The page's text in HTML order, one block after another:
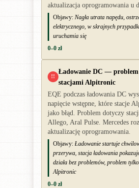
aktualizacja oprogramowania u
Objawy: Nagła utrata napędu,
elektrycznego, w skrajnych
uruchamia się
0–0 zł
!!
Ładowanie DC —
stacjami Alpitronic
EQE podczas ładowania DC
napięcie wstępne, które stacje
jako błąd. Problem dotyczy
Allego, Aral Pulse. Mercedes
aktualizację oprogramowania.
Objawy: Ładowanie startuje
przerywa, stacja ładowania
działa bez problemów, problem
Alpitronic
0–0 zł